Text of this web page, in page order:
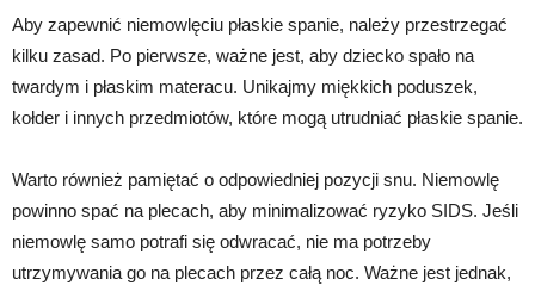
Aby zapewnić niemowlęciu płaskie spanie, należy przestrzegać
kilku zasad. Po pierwsze, ważne jest, aby dziecko spało na
twardym i płaskim materacu. Unikajmy miękkich poduszek,
kołder i innych przedmiotów, które mogą utrudniać płaskie spanie.
Warto również pamiętać o odpowiedniej pozycji snu. Niemowlę
powinno spać na plecach, aby minimalizować ryzyko SIDS. Jeśli
niemowlę samo potrafi się odwracać, nie ma potrzeby
utrzymywania go na plecach przez całą noc. Ważne jest jednak,